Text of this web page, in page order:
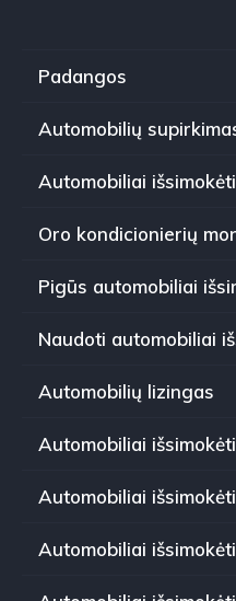
Padangos
Automobilių
Automobiliai
Oro kondicionierių
Pigūs automobiliai
Naudoti automobiliai
Automobilių lizingas
Automobiliai
Automobiliai
Automobiliai